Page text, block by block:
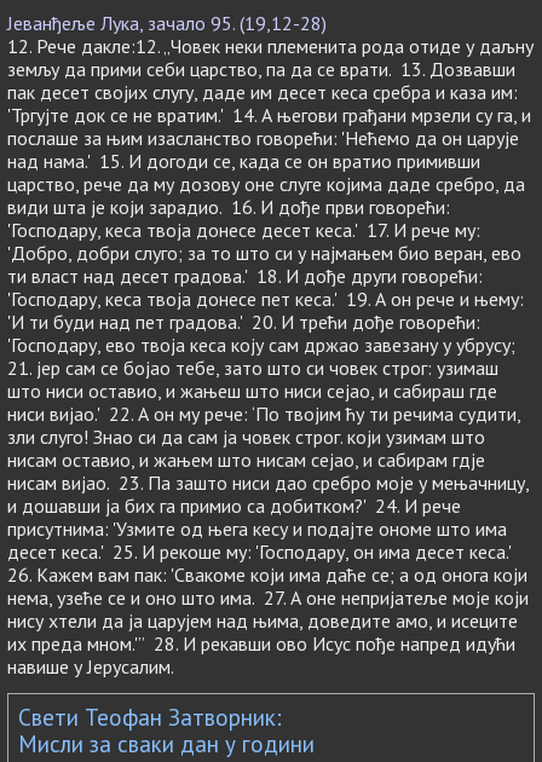
Јеванђеље Лука, зачало 95. (19,12-28)
12. Рече дакле:12. „Човек неки племенита рода отиде у даљну
земљу да прими себи царство, па да се врати. 13. Дозвавши
пак десет својих слугу, даде им десет кеса сребра и каза им:
'Тргујте док се не вратим.' 14. А његови грађани мрзели су га, и
послаше за њим изасланство говорећи: 'Нећемо да он царује
над нама.' 15. И догоди се, када се он вратио примивши
царство, рече да му дозову оне слуге којима даде сребро, да
види шта је који зарадио. 16. И дође први говорећи:
'Господару, кеса твоја донесе десет кеса.' 17. И рече му:
'Добро, добри слуго; за то што си у најмањем био веран, ево
ти власт над десет градова.' 18. И дође други говорећи:
'Господару, кеса твоја донесе пет кеса.' 19. А он рече и њему:
'И ти буди над пет градова.' 20. И трећи дође говорећи:
'Господару, ево твоја кеса коју сам држао завезану у убрусу;
21. јер сам се бојао тебе, зато што си човек строг: узимаш
што ниси оставио, и жањеш што ниси сејао, и сабираш где
ниси вијао.' 22. А он му рече: ‘По твојим ћу ти речима судити,
зли слуго! Знао си да сам ја човек строг. који узимам што
нисам оставио, и жањем што нисам сејао, и сабирам гдје
нисам вијао. 23. Па зашто ниси дао сребро моје у мењачницу,
и дошавши ја бих га примио са добитком?' 24. И рече
присутнима: 'Узмите од њега кесу и подајте ономе што има
десет кеса.' 25. И рекоше му: 'Господару, он има десет кеса.'
26. Кажем вам пак: 'Свакоме који има даће се; а од онога који
нема, узеће се и оно што има. 27. А оне непријатеље моје који
нису хтели да ја царујем над њима, доведите амо, и исеците
их преда мном.'” 28. И рекавши ово Исус пође напред идући
навише у Јерусалим.
Свети Теофан Затворник:
Мисли за сваки дан у години